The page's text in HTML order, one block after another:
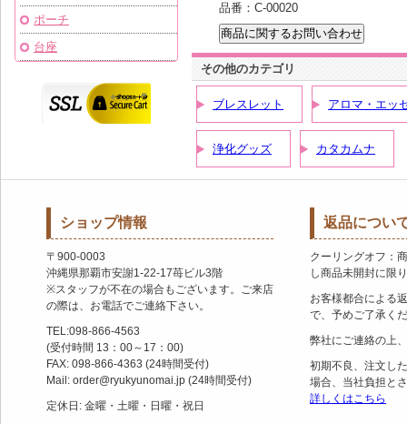
品番： C-00020
その他のカテゴリ
ブレスレット アロマ・エッ
浄化グッズ カタカムナ
ポーチ
台座
ショップ情報
〒900-0003
沖縄県那覇市安謝1-22-17苺ビル3階
※スタッフが不在の場合もございます。ご来店
の際は、お電話でご連絡下さい。
TEL:098-866-4563
(受付時間 13：00～17：00)
FAX: 098-866-4363 (24時間受付)
Mail: order@ryukyunomai.jp (24時間受付)
定休日: 金曜・土曜・日曜・祝日
返品につい
クーリングオフ：
し商品未開封に限
お客様都合による
で、予めご了承く
弊社にご連絡の上
初期不良、注文し
場合、当社負担と
詳しくはこちら